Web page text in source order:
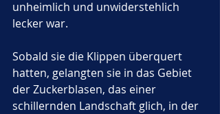
unheimlich und unwiderstehlich
lecker war.
Sobald sie die Klippen überquert
hatten, gelangten sie in das Gebiet
der Zuckerblasen, das einer
schillernden Landschaft glich, in der